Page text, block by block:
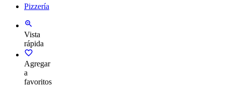
Pizzería
Vista
rápida
Agregar
a
favoritos